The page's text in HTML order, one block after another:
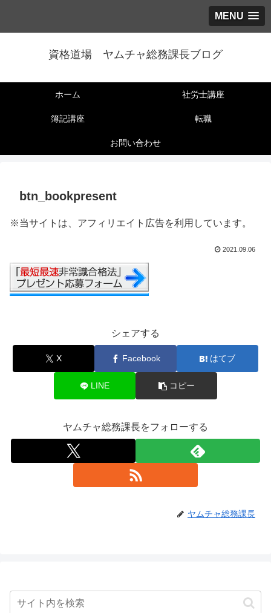
MENU
資格道場 ヤムチャ総務課長ブログ
ホーム 社労士講座
簿記講座 転職
お問い合わせ
btn_bookpresent
※当サイトは、アフィリエイト広告を利用しています。
2021.09.06
シェアする
X Facebook はてブ
LINE コピー
ヤムチャ総務課長をフォローする
ヤムチャ総務課長